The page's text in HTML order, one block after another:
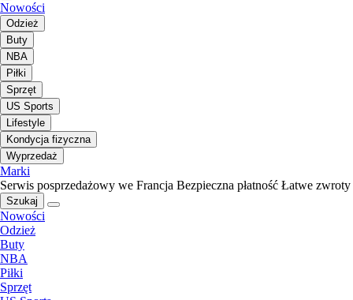
Nowości
Odzież
Buty
NBA
Piłki
Sprzęt
US Sports
Lifestyle
Kondycja fizyczna
Wyprzedaż
Marki
Serwis posprzedażowy we Francja Bezpieczna płatność Łatwe zwroty
Szukaj
Nowości
Odzież
Buty
NBA
Piłki
Sprzęt